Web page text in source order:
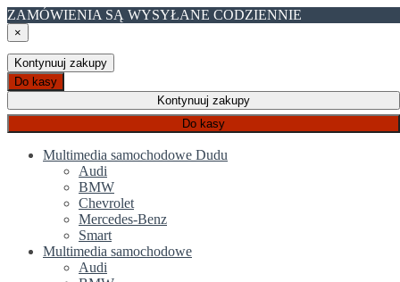
ZAMÓWIENIA SĄ WYSYŁANE CODZIENNIE
×
Kontynuuj zakupy
Do kasy
Kontynuuj zakupy
Do kasy
Multimedia samochodowe Dudu
Audi
BMW
Chevrolet
Mercedes-Benz
Smart
Multimedia samochodowe
Audi